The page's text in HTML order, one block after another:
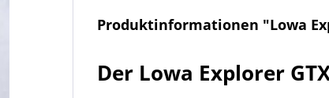
Produktinformationen "Lowa
Der Lowa Explorer